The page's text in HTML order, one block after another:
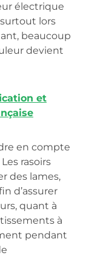
électrique
lors
beaucoup
devient
et
en compte
rasoirs
des lames,
d’assurer
quant à
à
pendant